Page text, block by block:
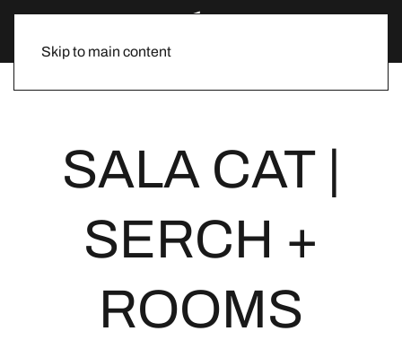
Skip to main content
SALA CAT |
SERCH +
ROOMS